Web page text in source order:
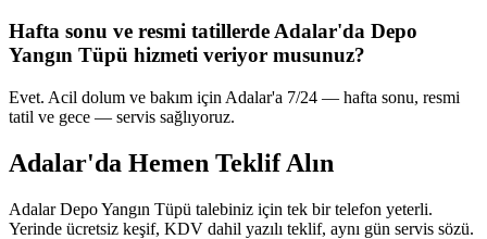
Hafta sonu ve resmi tatillerde Adalar'da Depo
Yangın Tüpü hizmeti veriyor musunuz?
Evet. Acil dolum ve bakım için Adalar'a 7/24 — hafta sonu, resmi
tatil ve gece — servis sağlıyoruz.
Adalar'da Hemen Teklif Alın
Adalar Depo Yangın Tüpü talebiniz için tek bir telefon yeterli.
Yerinde ücretsiz keşif, KDV dahil yazılı teklif, aynı gün servis sözü.